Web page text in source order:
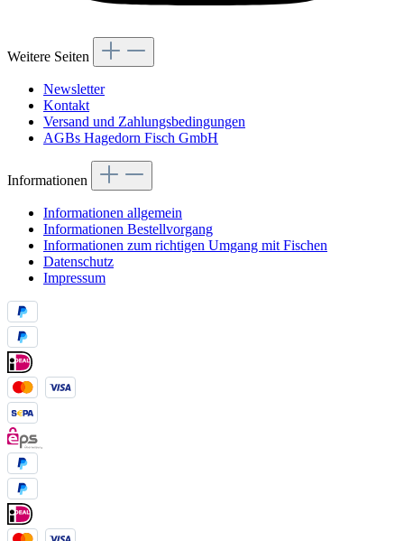
Weitere Seiten
Newsletter
Kontakt
Versand und Zahlungsbedingungen
AGBs Hagedorn Fisch GmbH
Informationen
Informationen allgemein
Informationen Bestellvorgang
Informationen zum richtigen Umgang mit Fischen
Datenschutz
Impressum